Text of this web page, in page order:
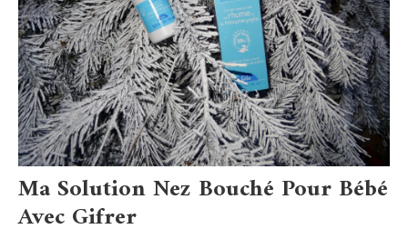
Ma Solution Nez Bouché Pour Bébé
Avec Gifrer